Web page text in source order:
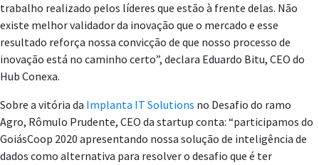
trabalho realizado pelos líderes que estão à frente delas. Não
existe melhor validador da inovação que o mercado e esse
resultado reforça nossa convicção de que nosso processo de
inovação está no caminho certo”, declara Eduardo Bitu, CEO do
Hub Conexa.
Sobre a vitória da Implanta IT Solutions no Desafio do ramo
Agro, Rômulo Prudente, CEO da startup conta: “participamos do
GoiásCoop 2020 apresentando nossa solução de inteligência de
dados como alternativa para resolver o desafio que é ter